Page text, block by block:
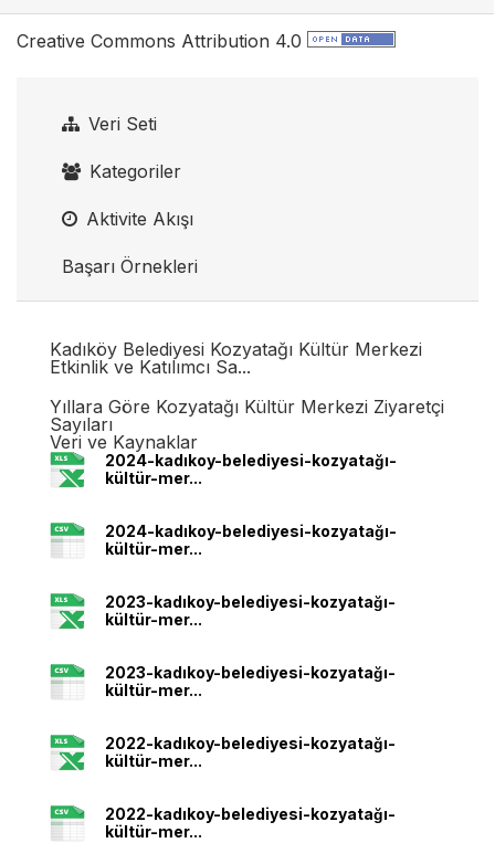
Creative Commons Attribution 4.0
Veri Seti
Kategoriler
Aktivite Akışı
Başarı Örnekleri
Kadıköy Belediyesi Kozyatağı Kültür Merkezi
Etkinlik ve Katılımcı Sa...
Yıllara Göre Kozyatağı Kültür Merkezi Ziyaretçi
Sayıları
Veri ve Kaynaklar
2024-kadıkoy-belediyesi-kozyatağı-
kültür-mer...
2024-kadıkoy-belediyesi-kozyatağı-
kültür-mer...
2023-kadıkoy-belediyesi-kozyatağı-
kültür-mer...
2023-kadıkoy-belediyesi-kozyatağı-
kültür-mer...
2022-kadıkoy-belediyesi-kozyatağı-
kültür-mer...
2022-kadıkoy-belediyesi-kozyatağı-
kültür-mer...